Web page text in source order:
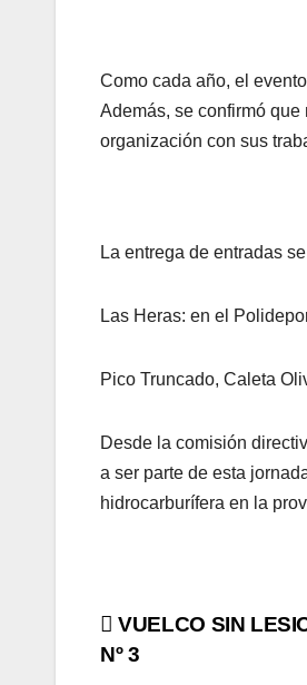
Como cada año, el
Además, se confirmó
organización con sus
La entrega de entradas
Las Heras: en el
Pico Truncado, Caleta
Desde la comisión
a ser parte de esta
hidrocarburífera en la
Navegación
VUELCO SIN
Nº 3